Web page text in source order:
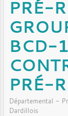
PRÉ-
BCD-
PRÉ-
Départemental -
Dardillois